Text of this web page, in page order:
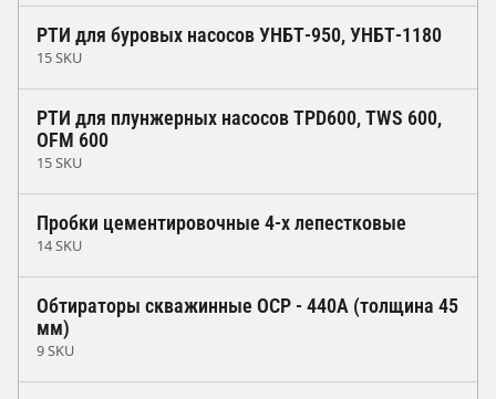
РТИ для буровых насосов УНБТ-950, УНБТ-1180
15 SKU
РТИ для плунжерных насосов TPD600, TWS 600,
OFM 600
15 SKU
Пробки цементировочные 4-х лепестковые
14 SKU
Обтираторы скважинные ОСР - 440А (толщина 45
мм)
9 SKU